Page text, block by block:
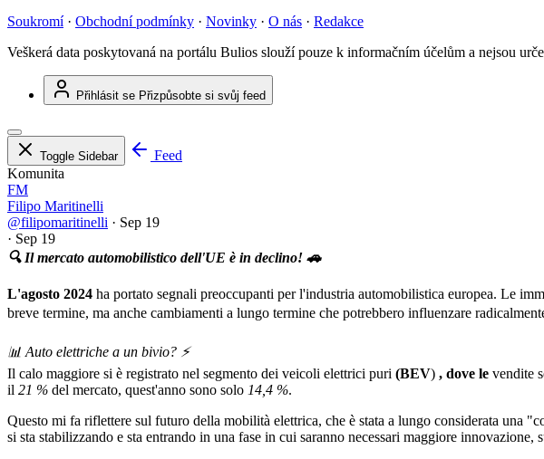
Soukromí · Obchodní podmínky · Novinky · O nás · Redakce
Veškerá data poskytovaná na portálu Bulios slouží pouze k informačním účelům a nejsou
Přihlásit se Přizpůsobte si svůj feed
Toggle Sidebar
Feed
Komunita
FM
Filipo Maritinelli
@filipomaritinelli · Sep 19
· Sep 19
🔍 Il mercato automobilistico dell'UE è in declino! 🚗
L'agosto 2024 ha portato segnali preoccupanti per l'industria automobilistica europea. Le
breve termine, ma anche cambiamenti a lungo termine che potrebbero influenzare
📊 Auto elettriche a un bivio? ⚡️
Il calo maggiore si è registrato nel segmento dei veicoli elettrici puri (BEV) , dove le vendite
il 21 % del mercato, quest'anno sono solo 14,4 %.
Questo mi fa riflettere sul futuro della mobilità elettrica, che è stata a lungo considerata una
si sta stabilizzando e sta entrando in una fase in cui saranno necessari maggiore